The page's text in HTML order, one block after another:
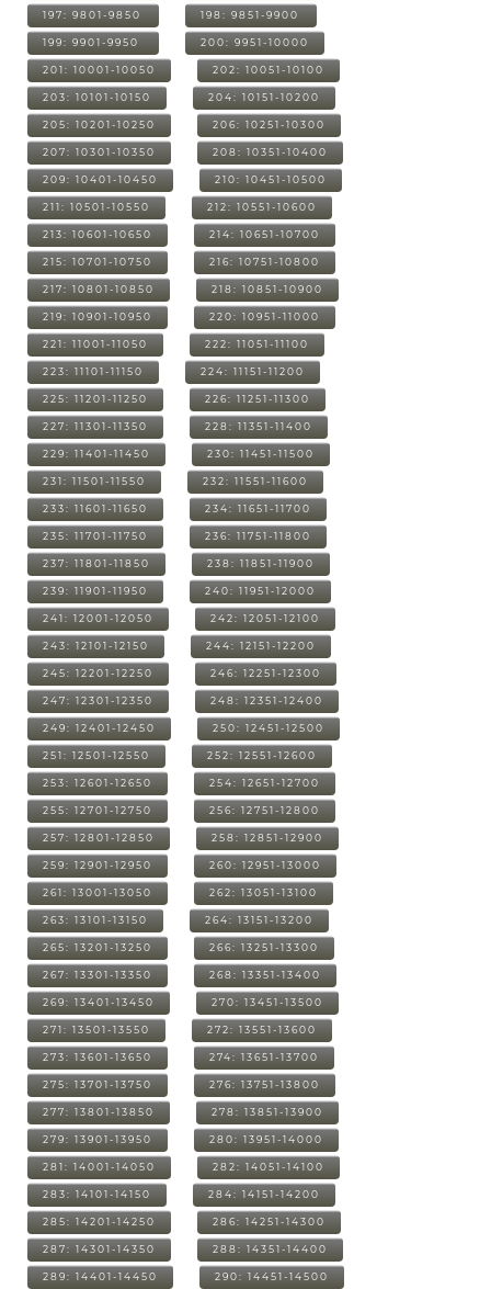
197: 9801-9850 198: 9851-9900
199: 9901-9950 200: 9951-10000
201: 10001-10050 202: 10051-10100
203: 10101-10150 204: 10151-10200
205: 10201-10250 206: 10251-10300
207: 10301-10350 208: 10351-10400
209: 10401-10450 210: 10451-10500
211: 10501-10550 212: 10551-10600
213: 10601-10650 214: 10651-10700
215: 10701-10750 216: 10751-10800
217: 10801-10850 218: 10851-10900
219: 10901-10950 220: 10951-11000
221: 11001-11050 222: 11051-11100
223: 11101-11150 224: 11151-11200
225: 11201-11250 226: 11251-11300
227: 11301-11350 228: 11351-11400
229: 11401-11450 230: 11451-11500
231: 11501-11550 232: 11551-11600
233: 11601-11650 234: 11651-11700
235: 11701-11750 236: 11751-11800
237: 11801-11850 238: 11851-11900
239: 11901-11950 240: 11951-12000
241: 12001-12050 242: 12051-12100
243: 12101-12150 244: 12151-12200
245: 12201-12250 246: 12251-12300
247: 12301-12350 248: 12351-12400
249: 12401-12450 250: 12451-12500
251: 12501-12550 252: 12551-12600
253: 12601-12650 254: 12651-12700
255: 12701-12750 256: 12751-12800
257: 12801-12850 258: 12851-12900
259: 12901-12950 260: 12951-13000
261: 13001-13050 262: 13051-13100
263: 13101-13150 264: 13151-13200
265: 13201-13250 266: 13251-13300
267: 13301-13350 268: 13351-13400
269: 13401-13450 270: 13451-13500
271: 13501-13550 272: 13551-13600
273: 13601-13650 274: 13651-13700
275: 13701-13750 276: 13751-13800
277: 13801-13850 278: 13851-13900
279: 13901-13950 280: 13951-14000
281: 14001-14050 282: 14051-14100
283: 14101-14150 284: 14151-14200
285: 14201-14250 286: 14251-14300
287: 14301-14350 288: 14351-14400
289: 14401-14450 290: 14451-14500